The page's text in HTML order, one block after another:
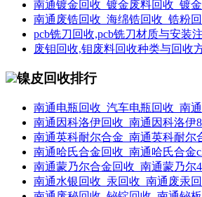
南通镀金回收_镀金废料回收_镀
南通废锆回收_海绵锆回收_锆粉
pcb铣刀回收,pcb铣刀材质与安装
废钼回收,钼废料回收种类与回收
镍皮回收排行
南通电瓶回收_汽车电瓶回收_南
南通因科洛伊回收_南通因科洛伊
南通英科耐尔合金_南通英科耐尔
南通哈氏合金回收_南通哈氏合金
南通蒙乃尔合金回收_南通蒙乃尔
南通水银回收_汞回收_南通废汞